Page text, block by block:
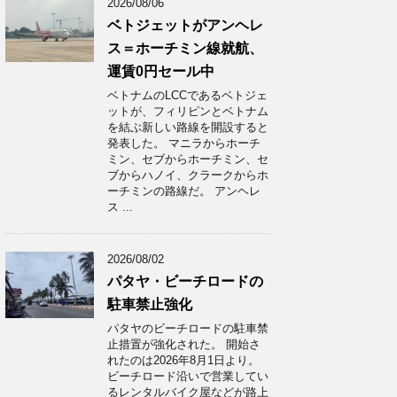
2026/08/06
ベトジェットがアンヘレ
ス＝ホーチミン線就航、
運賃0円セール中
ベトナムのLCCであるベトジェ
ットが、フィリピンとベトナム
を結ぶ新しい路線を開設すると
発表した。 マニラからホーチ
ミン、セブからホーチミン、セ
ブからハノイ、クラークからホ
ーチミンの路線だ。 アンヘレ
ス ...
2026/08/02
パタヤ・ビーチロードの
駐車禁止強化
パタヤのビーチロードの駐車禁
止措置が強化された。 開始さ
れたのは2026年8月1日より。
ビーチロード沿いで営業してい
るレンタルバイク屋などが路上